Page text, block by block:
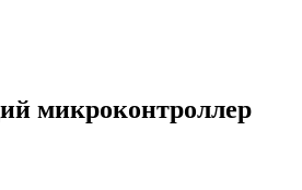
микроконтроллер